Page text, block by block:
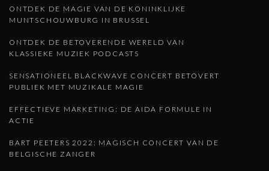
a
i
o
n
d
e
ONTDEK DE MAGIE VAN DE KONINKLIJKE
MUNTSCHOUWBURG IN BRUSSEL
ONTDEK DE BETOVERENDE WERELD VAN
KLASSIEKE MUZIEK PODCASTS
SENSATIONEEL BLACKWAVE CONCERT BETOVERT
PUBLIEK MET MUZIKALE MAGIE
EFFECTIEVE MARKETING: DE AIDA FORMULE IN
ACTIE
BART PEETERS 2022: MAGISCH CONCERT VAN DE
BELGISCHE ZANGER